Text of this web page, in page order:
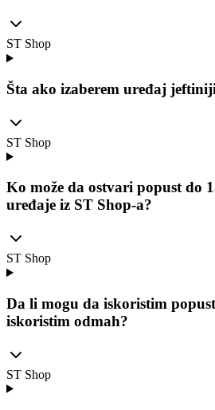
ST Shop
Šta ako izaberem uređaj
ST Shop
Ko može da ostvari popust do
uređaje iz ST Shop-a?
ST Shop
Da li mogu da iskoristim
iskoristim odmah?
ST Shop